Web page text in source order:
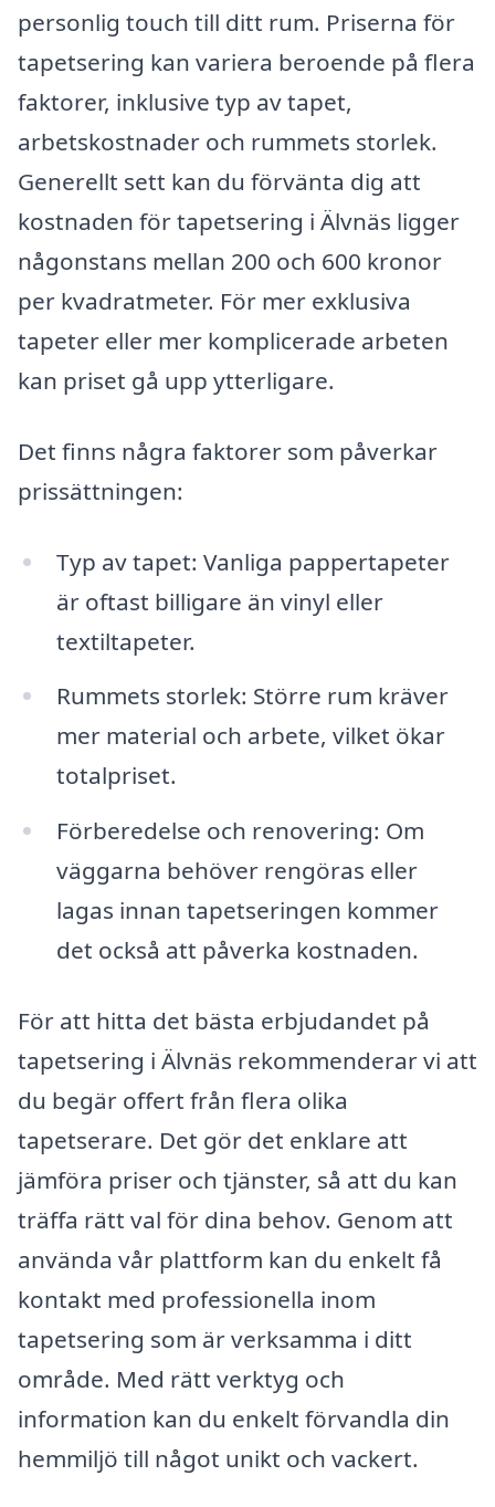
personlig touch till ditt rum. Priserna för
tapetsering kan variera beroende på flera
faktorer, inklusive typ av tapet,
arbetskostnader och rummets storlek.
Generellt sett kan du förvänta dig att
kostnaden för tapetsering i Älvnäs ligger
någonstans mellan 200 och 600 kronor
per kvadratmeter. För mer exklusiva
tapeter eller mer komplicerade arbeten
kan priset gå upp ytterligare.
Det finns några faktorer som påverkar
prissättningen:
Typ av tapet: Vanliga pappertapeter
är oftast billigare än vinyl eller
textiltapeter.
Rummets storlek: Större rum kräver
mer material och arbete, vilket ökar
totalpriset.
Förberedelse och renovering: Om
väggarna behöver rengöras eller
lagas innan tapetseringen kommer
det också att påverka kostnaden.
För att hitta det bästa erbjudandet på
tapetsering i Älvnäs rekommenderar vi att
du begär offert från flera olika
tapetserare. Det gör det enklare att
jämföra priser och tjänster, så att du kan
träffa rätt val för dina behov. Genom att
använda vår plattform kan du enkelt få
kontakt med professionella inom
tapetsering som är verksamma i ditt
område. Med rätt verktyg och
information kan du enkelt förvandla din
hemmiljö till något unikt och vackert.